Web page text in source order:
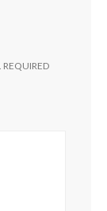
REQUIRED